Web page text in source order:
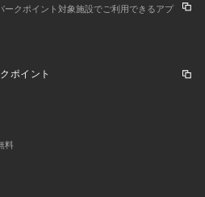
ークポイント対象施設でご利用できるアプ
ポイント
料